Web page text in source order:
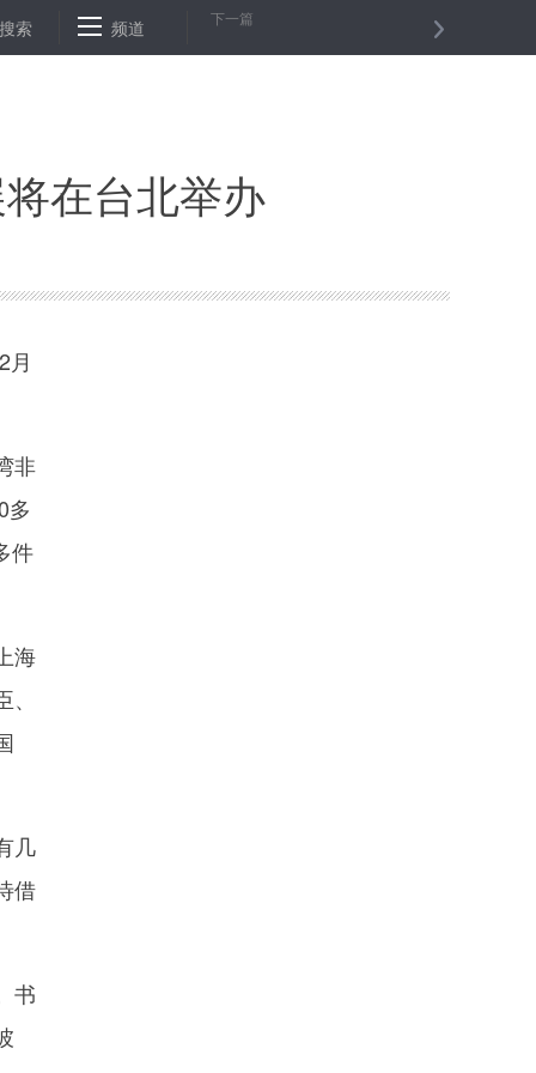
”了 景山公园观德殿计划明年整修 助力北京中轴线申遗
搜索 频道 下一篇
在台北举办
非
多
件
海
几
借
书